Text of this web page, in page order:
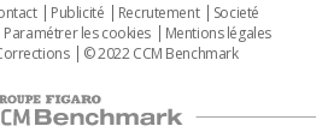
Publicité Recrutement
Societé
Paramétrer les cookies
Mentions légales
© 2022 CCM Benchmark